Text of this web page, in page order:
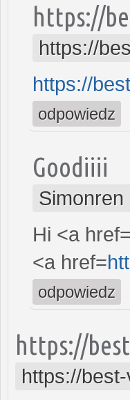
https://
https://
https://
odpowiedz
Goodiiii
Hi <a href=
<a href=
odpowiedz
https://
https://